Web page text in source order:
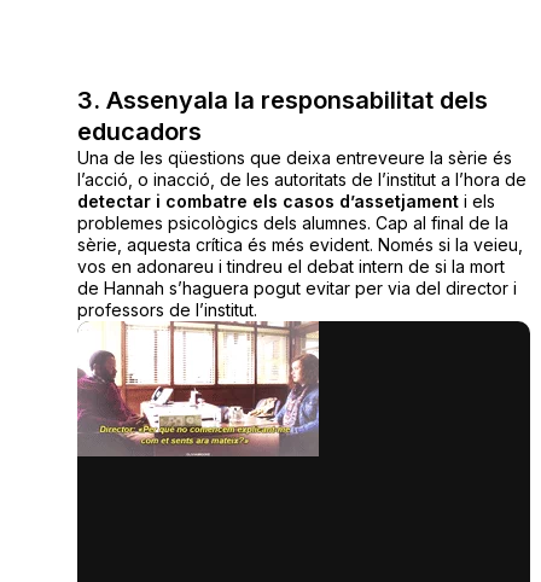
3. Assenyala la responsabilitat dels
educadors
Una de les qüestions que deixa entreveure la sèrie és
l’acció, o inacció, de les autoritats de l’institut a l’hora de
detectar i combatre els casos d’assetjamenti els
problemes psicològics dels alumnes. Cap al final de la
sèrie, aquesta crítica és més evident. Només si la veieu,
vos en adonareu i tindreu el debat intern de si la mort
de Hannah s’haguera pogut evitar per via del director i
professors de l’institut.